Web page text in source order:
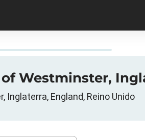
Westminster,
England, Reino Unido